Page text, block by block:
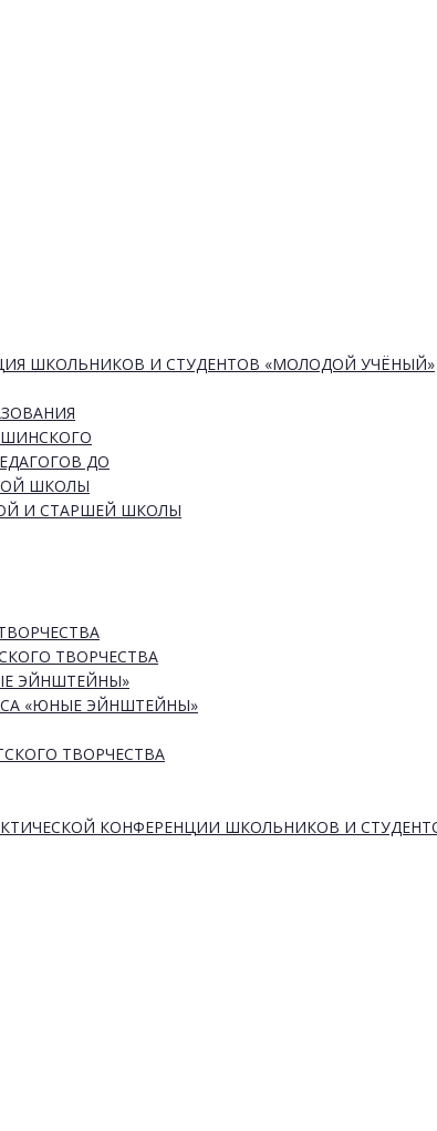
ШКОЛЬНИКОВ И СТУДЕНТОВ «МОЛОДОЙ УЧЁНЫЙ»
ДО
ШКОЛЫ
И СТАРШЕЙ ШКОЛЫ
ТВОРЧЕСТВА
ЭЙНШТЕЙНЫ»
«ЮНЫЕ ЭЙНШТЕЙНЫ»
ТВОРЧЕСТВА
КОНФЕРЕНЦИИ ШКОЛЬНИКОВ И